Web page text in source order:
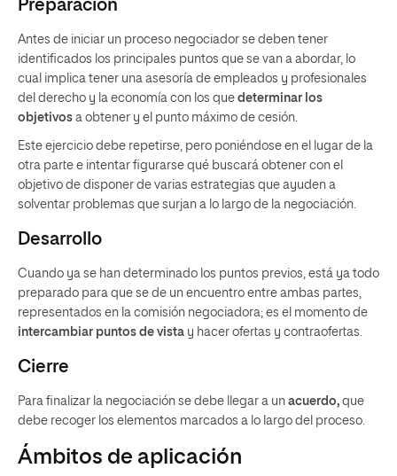
Preparación
Antes de iniciar un proceso negociador se deben tener
identificados los principales puntos que se van a abordar, lo
cual implica tener una asesoría de empleados y profesionales
del derecho y la economía con los que determinar los
objetivos a obtener y el punto máximo de cesión.
Este ejercicio debe repetirse, pero poniéndose en el lugar de la
otra parte e intentar figurarse qué buscará obtener con el
objetivo de disponer de varias estrategias que ayuden a
solventar problemas que surjan a lo largo de la negociación.
Desarrollo
Cuando ya se han determinado los puntos previos, está ya todo
preparado para que se de un encuentro entre ambas partes,
representados en la comisión negociadora; es el momento de
intercambiar puntos de vista y hacer ofertas y contraofertas.
Cierre
Para finalizar la negociación se debe llegar a un acuerdo, que
debe recoger los elementos marcados a lo largo del proceso.
Ámbitos de aplicación